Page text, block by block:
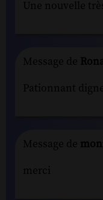
Une nouvelle
Message de
Pationnant
Message de
merci